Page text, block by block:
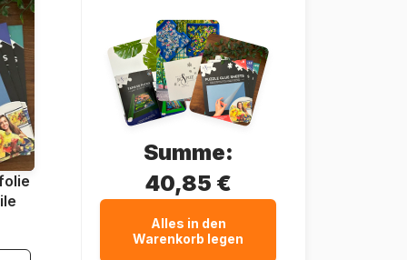
Puzzlekarton
Summe:
40,85 €
Alles in den
Warenkorb legen